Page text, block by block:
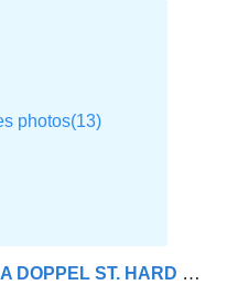
System Trailers LPRS 24 MEGA DOPPEL ST. HARD WOOD